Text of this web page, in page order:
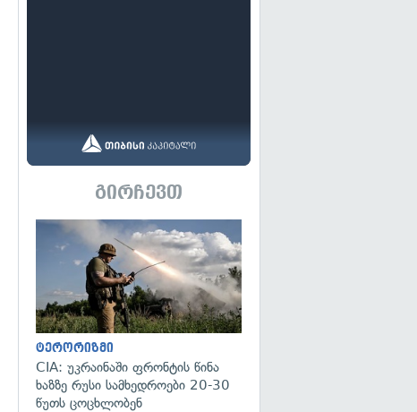
გირჩევთ
ტერორიზმი
CIA: უკრაინაში ფრონტის წინა
ხაზზე რუსი სამხედროები 20-30
წუთს ცოცხლობენ